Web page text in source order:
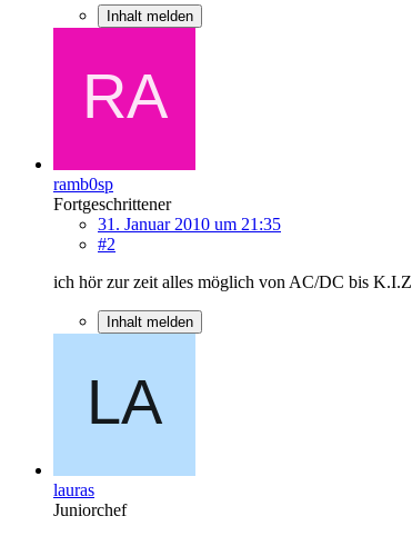
Inhalt melden
ramb0sp
Fortgeschrittener
31. Januar 2010 um 21:35
#2
ich hör zur zeit alles möglich von AC/DC bis K.I.Z
Inhalt melden
lauras
Juniorchef